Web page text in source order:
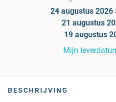
24 augustus 2026
21 augustus
19 augustus
Mijn
BESCHRIJVING